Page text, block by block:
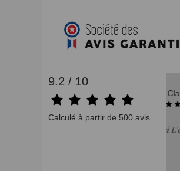
9.2 / 10
Calculé à partir de 500 avis.
07/08/2026